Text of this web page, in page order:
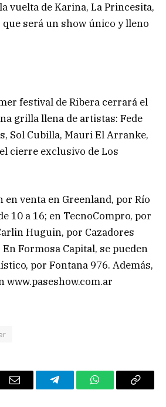
vuelta de Karina, La Princesita,
que será un show único y lleno
festival de Ribera cerrará el
grilla llena de artistas: Fede
Sol Cubilla, Mauri El Arranke,
cierre exclusivo de Los
en venta en Greenland, por Río
10 a 16; en TecnoCompro, por
Huguin, por Cazadores
Formosa Capital, se pueden
por Fontana 976. Además,
www.paseshow.com.ar
Email TelegramWhatsAppCopy